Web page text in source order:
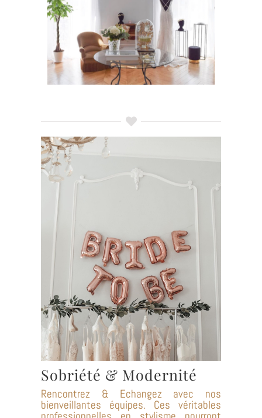
Sobriété & Modernité
Rencontrez & Echangez avec nos
bienveillantes équipes. Ces véritables